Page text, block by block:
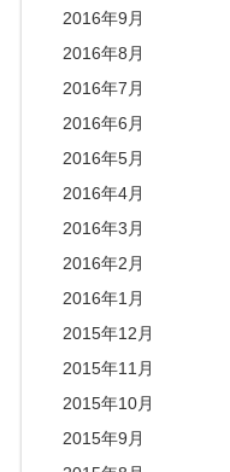
2016年9月
2016年8月
2016年7月
2016年6月
2016年5月
2016年4月
2016年3月
2016年2月
2016年1月
2015年12月
2015年11月
2015年10月
2015年9月